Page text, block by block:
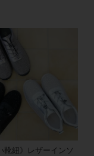
靴紐》レザーインソ